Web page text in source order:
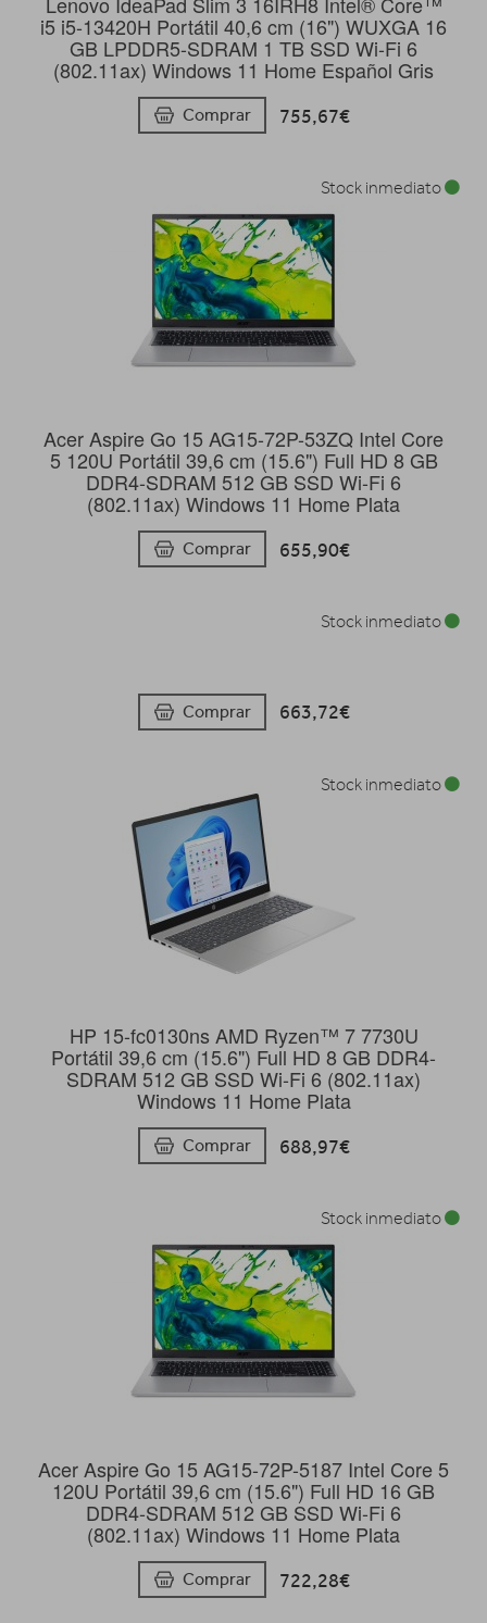
i5 i5-13420H Portátil 40,6 cm (16") WUXGA 16
GB LPDDR5-SDRAM 1 TB SSD Wi-Fi 6
(802.11ax) Windows 11 Home Español Gris
Comprar 755,67€
Acer Aspire Go 15 AG15-72P-53ZQ Intel Core
5 120U Portátil 39,6 cm (15.6") Full HD 8 GB
DDR4-SDRAM 512 GB SSD Wi-Fi 6
(802.11ax) Windows 11 Home Plata
Comprar 655,90€
Stock inmediato
Comprar 663,72€
Stock inmediato
HP 15-fc0130ns AMD Ryzen™ 7 7730U
Portátil 39,6 cm (15.6") Full HD 8 GB DDR4-
SDRAM 512 GB SSD Wi-Fi 6 (802.11ax)
Windows 11 Home Plata
Comprar 688,97€
Stock inmediato
Acer Aspire Go 15 AG15-72P-5187 Intel Core 5
120U Portátil 39,6 cm (15.6") Full HD 16 GB
DDR4-SDRAM 512 GB SSD Wi-Fi 6
(802.11ax) Windows 11 Home Plata
Comprar 722,28€
Stock inmediato